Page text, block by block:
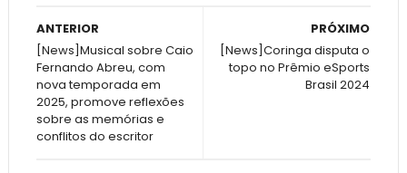
PRÓXIMO
[News]Coringa disputa o
topo no Prêmio eSports
Brasil 2024
ANTERIOR
[News]Musical sobre Caio
Fernando Abreu, com
nova temporada em
2025, promove reflexões
sobre as memórias e
conflitos do escritor